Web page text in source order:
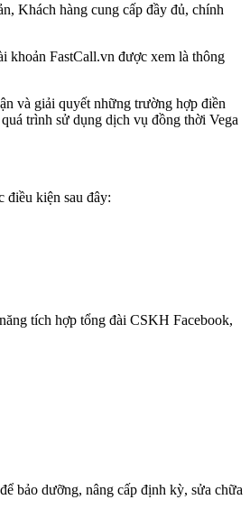
Khách hàng cung cấp đầy đủ, chính
khoản FastCall.vn được xem là thông
và giải quyết những trường hợp điền
trình sử dụng dịch vụ đồng thời Vega
kiện sau đây:
tích hợp tổng đài CSKH Facebook,
bảo dưỡng, nâng cấp định kỳ, sửa chữa